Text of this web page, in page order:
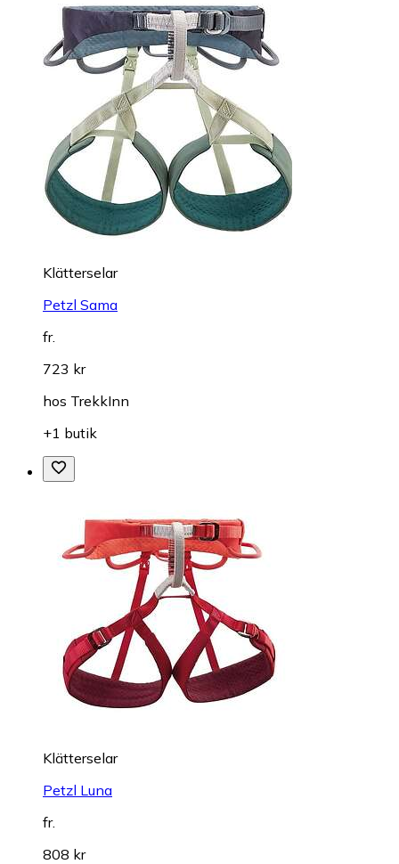
Klätterselar
Petzl Sama
fr.
723 kr
hos TrekkInn
+1 butik
Klätterselar
Petzl Luna
fr.
808 kr